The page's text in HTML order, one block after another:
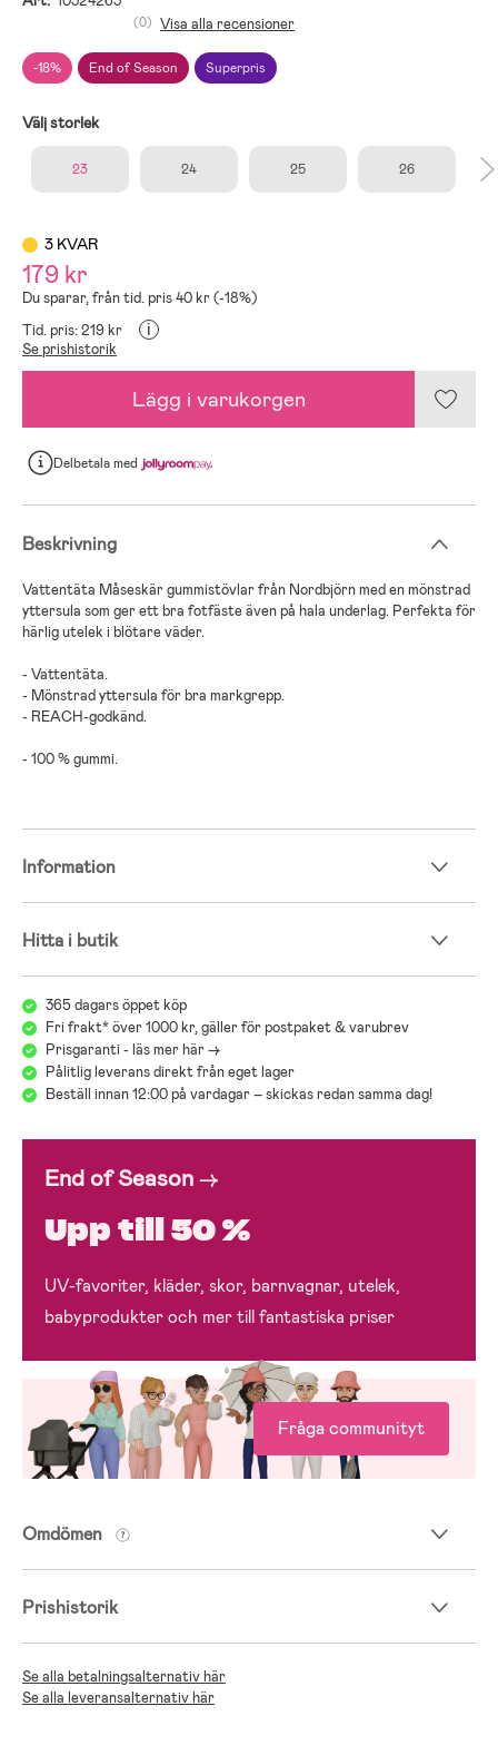
-18% End of Season Superpris
(0) Visa alla recensioner
Välj storlek
23 24 25 26
3 KVAR
179 kr
Du sparar, från tid. pris 40 kr (-18%)
Tid. pris: 219 kr
i
Se prishistorik
Lägg i varukorgen
Delbetalamed
Beskrivning
Vattentäta Måseskär gummistövlar från Nordbjörn med en mönstrad
yttersula som ger ett bra fotfäste även på hala underlag. Perfekta för
härlig utelek i blötare väder.
- Vattentäta.
- Mönstrad yttersula för bra markgrepp.
- REACH-godkänd.
- 100 % gummi.
Information
Hitta i butik
365 dagars öppet köp
Fri frakt* över 1000 kr, gäller för postpaket & varubrev
Prisgaranti - läs mer här ->
Pålitlig leverans direkt från eget lager
Beställ innan 12:00 på vardagar – skickas redan samma dag!
End of Season→
Upp till 50 %
UV-favoriter, kläder, skor, barnvagnar, utelek,
babyprodukter och mer till fantastiska priser
Fråga communityt
Omdömen
Prishistorik
Se alla betalningsalternativ här
Se alla leveransalternativ här